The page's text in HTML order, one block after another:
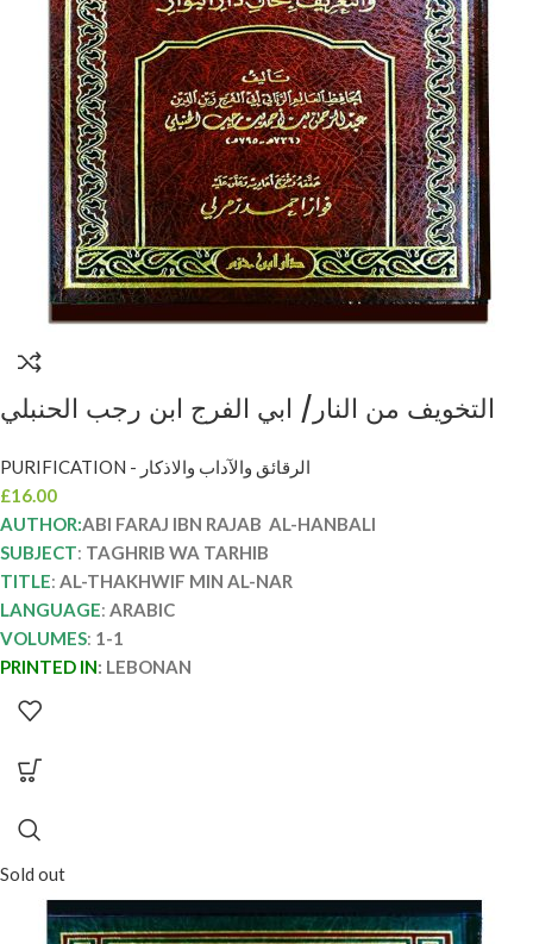
التخويف من النار/ ابي الفرج ابن رجب الحنبلي
PURIFICATION - الرقائق والآداب والاذكار
£16.00
AUTHOR:ABI FARAJ IBN RAJAB AL-HANBALI
SUBJECT: TAGHRIB WA TARHIB
TITLE: AL-THAKHWIF MIN AL-NAR
LANGUAGE: ARABIC
VOLUMES: 1-1
PRINTED IN: LEBONAN
Sold out